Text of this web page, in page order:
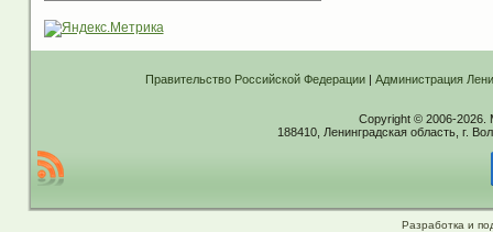
Правительство Российской Федерации| Администрация
Copyright © 2006-2026.
188410, Ленинградская область, г.
Разработка и